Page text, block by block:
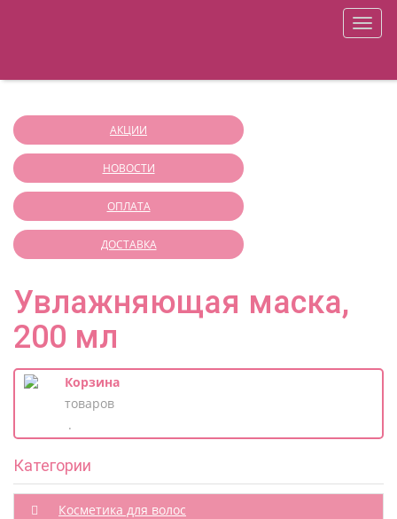
ONLY YOU SHOP
ВойтиАппаратная косметология
меню
АКЦИИ
НОВОСТИ
ОПЛАТА
ДОСТАВКА
Увлажняющая маска,
200 мл
Корзина
товаров
.
Категории
Косметика для волос